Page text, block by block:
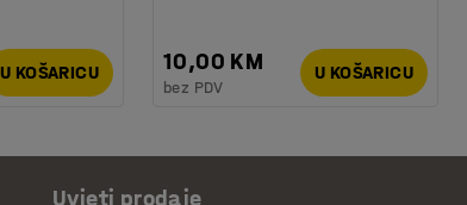
U KOŠARICU 10,00 KM
bez PDV
U KOŠARICU
Uvjeti prodaje